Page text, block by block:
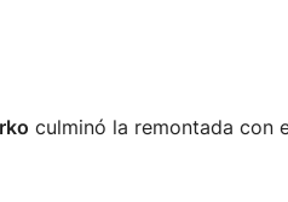
culminó la remontada con